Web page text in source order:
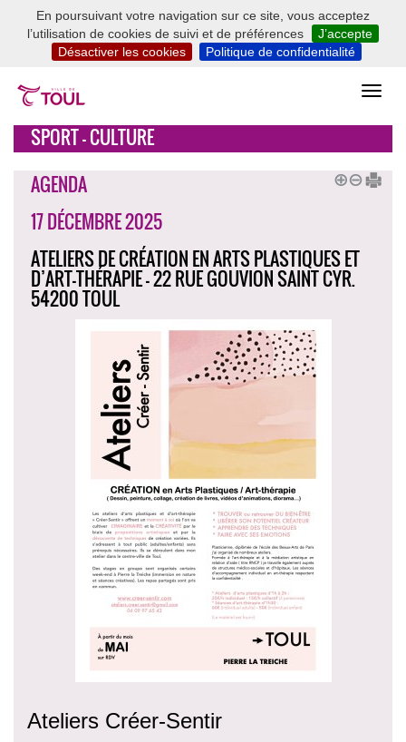
En poursuivant votre navigation sur ce site, vous acceptez
l’utilisation de cookies de suivi et de préférences
J’accepte
Désactiver les cookies
Politique de confidentialité
SPORT - CULTURE
AGENDA
17 DÉCEMBRE 2025
ATELIERS DE CRÉATION EN ARTS PLASTIQUES ET
D’ART-THÉRAPIE - 22 RUE GOUVION SAINT CYR.
54200 TOUL
Ateliers Créer-Sentir